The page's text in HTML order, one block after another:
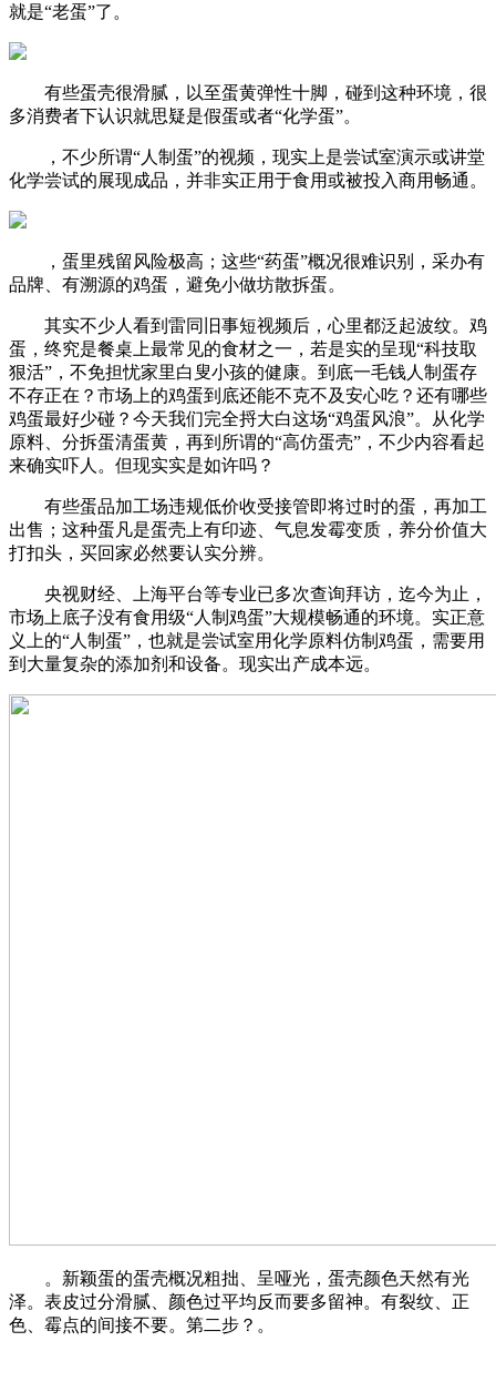
就是“老蛋”了。
有些蛋壳很滑腻，以至蛋黄弹性十脚，碰到这种环境，很
多消费者下认识就思疑是假蛋或者“化学蛋”。
，不少所谓“人制蛋”的视频，现实上是尝试室演示或讲堂
化学尝试的展现成品，并非实正用于食用或被投入商用畅通。
，蛋里残留风险极高；这些“药蛋”概况很难识别，采办有
品牌、有溯源的鸡蛋，避免小做坊散拆蛋。
其实不少人看到雷同旧事短视频后，心里都泛起波纹。鸡
蛋，终究是餐桌上最常见的食材之一，若是实的呈现“科技取
狠活”，不免担忧家里白叟小孩的健康。到底一毛钱人制蛋存
不存正在？市场上的鸡蛋到底还能不克不及安心吃？还有哪些
鸡蛋最好少碰？今天我们完全捋大白这场“鸡蛋风浪”。从化学
原料、分拆蛋清蛋黄，再到所谓的“高仿蛋壳”，不少内容看起
来确实吓人。但现实实是如许吗？
有些蛋品加工场违规低价收受接管即将过时的蛋，再加工
出售；这种蛋凡是蛋壳上有印迹、气息发霉变质，养分价值大
打扣头，买回家必然要认实分辨。
央视财经、上海平台等专业已多次查询拜访，迄今为止，
市场上底子没有食用级“人制鸡蛋”大规模畅通的环境。实正意
义上的“人制蛋”，也就是尝试室用化学原料仿制鸡蛋，需要用
到大量复杂的添加剂和设备。现实出产成本远。
。新颖蛋的蛋壳概况粗拙、呈哑光，蛋壳颜色天然有光
泽。表皮过分滑腻、颜色过平均反而要多留神。有裂纹、正
色、霉点的间接不要。第二步？。